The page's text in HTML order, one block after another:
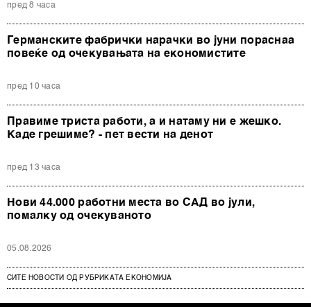
пред 8 часа
Германските фабрички нарачки во јуни пораснаа
повеќе од очекувањата на економистите
пред 10 часа
Правиме триста работи, а и натаму ни е жешко.
Каде грешиме? - пет вести на денот
пред 13 часа
Нови 44.000 работни места во САД во јули,
помалку од очекуваното
05.08.2026
СИТЕ НОВОСТИ ОД РУБРИКАТА ЕКОНОМИЈА